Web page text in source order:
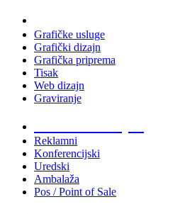
Grafičke usluge
Grafički dizajn
Grafička priprema
Tisak
Web dizajn
Graviranje
Reklamni
Konferencijski
Uredski
Ambalaža
Pos / Point of Sale